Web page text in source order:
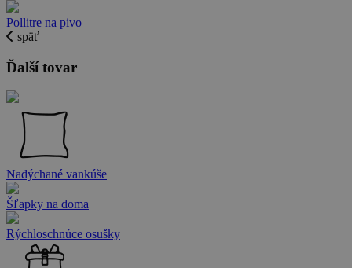
Pollitre na pivo
späť
Ďalší tovar
Nadýchané vankúše
Šľapky na doma
Rýchloschnúce osušky